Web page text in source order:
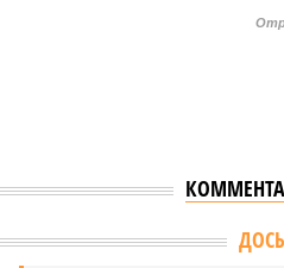
Версия //Общество //Земля уже не
крутой нрав – когда покажет снова?